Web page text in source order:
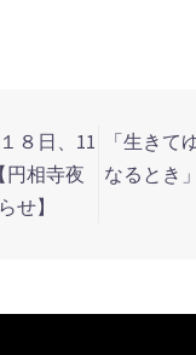
８日、11
円相寺夜
せ】
「生きて
なるとき